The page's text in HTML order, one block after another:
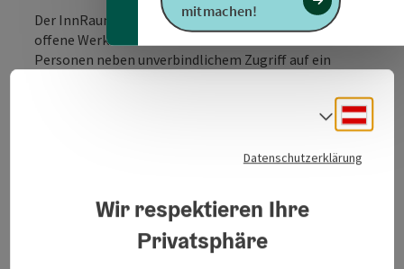
mitmachen!
Der InnRaum³ in der Rieder Wohlmayrgasse 4 ist eine
offene Werkstätte und bietet allen interessierten
Personen neben unverbindlichem Zugriff auf ein
selbst leisten will oder kann, auch eine Community.
Leute, die eigenständig oder gemeinsam in ihrer
Freizeit an Projekten arbeiten und Know-how aus
unterschiedlichsten Bereichen mitbringen. Als offene
Neugier und Quellen von Innovationen. Er richtet sich
an Start-ups genauso wie an Bastler, Schüler,
Lehrlinge, Unternehmen oder interessierte
Datenschutzerklärung
Wir respektieren Ihre
Privatsphäre